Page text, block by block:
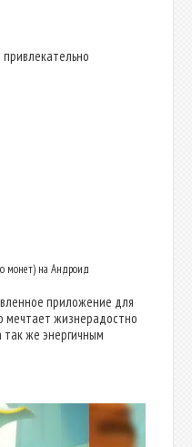
монет) на Андроид
приложение для
мечтает жизнерадостно
так же энергичным